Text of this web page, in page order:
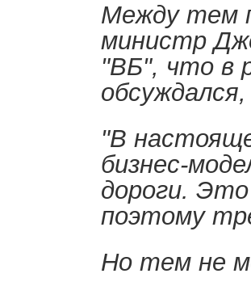
Между тем
министр
"ВБ", что в
"В
бизнес-
дороги.
поэтому
Но тем не